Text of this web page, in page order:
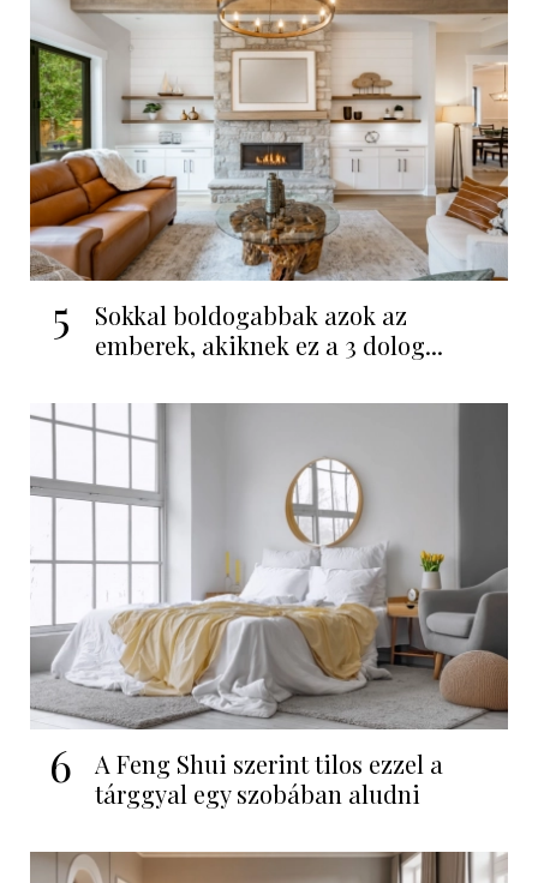
5
Sokkal boldogabbak azok az
emberek, akiknek ez a 3 dolog...
6
A Feng Shui szerint tilos ezzel a
tárggyal egy szobában aludni